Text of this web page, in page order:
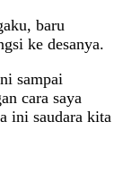
baru
ke desanya.
sampai
cara saya
ini saudara kita